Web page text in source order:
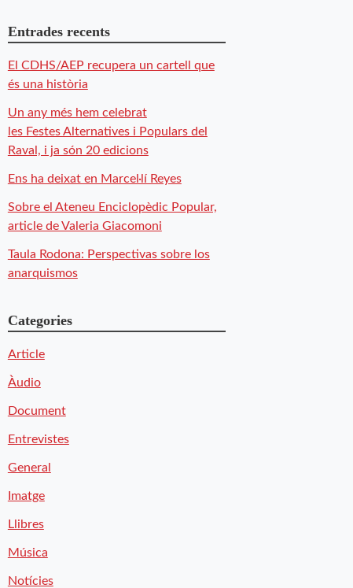
Entrades recents
El CDHS/AEP recupera un cartell que
és una història
Un any més hem celebrat
les Festes Alternatives i Populars del
Raval, i ja són 20 edicions
Ens ha deixat en Marcel·lí Reyes
Sobre el Ateneu Enciclopèdic Popular,
article de Valeria Giacomoni
Taula Rodona: Perspectivas sobre los
anarquismos
Categories
Article
Àudio
Document
Entrevistes
General
Imatge
Llibres
Música
Notícies